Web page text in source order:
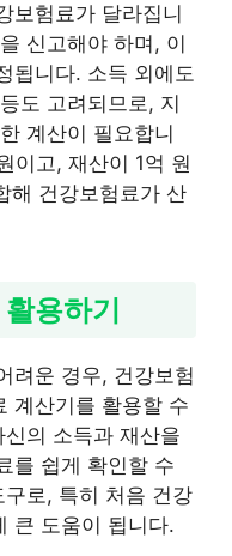
보험료가 달라집니
신고해야 하며, 이
됩니다. 소득 외에도
도 고려되므로, 지
계산이 필요합니
이고, 재산이 1억 원
해 건강보험료가 산
용하기
려운 경우, 건강보험
계산기를 활용할 수
의 소득과 재산을
를 쉽게 확인할 수
로, 특히 처음 건강
큰 도움이 됩니다.